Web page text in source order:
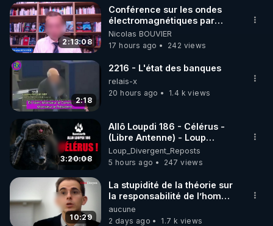
▶ 30 jours gratuit sur l’application de méditation et
de bien-être ENVOL :
Rendez-vous sur https://www.envol.app/code
le code : REGENERE
2:13:08
Conférence sur les ondes
électromagnétiques par
Grégoire Caustru et Bart de
Wever !
Nicolas BOUVIER
17 hours ago
242 views
2:18
2216 - L'état des banques
relais-x
20 hours ago
1.4 k views
3:20:08
Allô Loupdi 186 - Célérus -
(Libre Antenne) - Loup
Divergent 2026.08.06
Loup_Divergent_Reposts
5 hours ago
247 views
10:29
La stupidité de la théorie sur
la responsabilité de l’homme
concernant le dioxyde de
carbone.
aucune
2 days ago
1.7 k views